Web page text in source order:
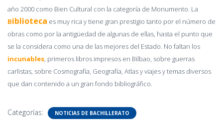
año 2000 como Bien Cultural con la categoría de Monumento. La
Biblioteca es muy rica y tiene gran prestigio tanto por el número de
obras como por la antigüedad de algunas de ellas, hasta el punto que
se la considera como una de las mejores del Estado. No faltan los
incunables, primeros libros impresos en Bilbao, sobre guerras
carlistas, sobre Cosmografía, Geografía, Atlas y viajes y temas diversos
que dan contenido a un gran fondo bibliográfico.
Categorías: NOTICIAS DE BACHILLERATO